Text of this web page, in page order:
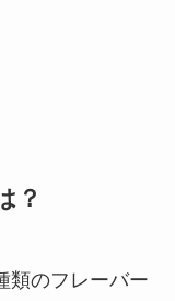
？
類のフレーバー